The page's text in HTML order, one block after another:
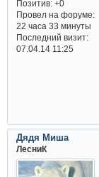
Позитив: +0
Провел на форуме:
22 часа 33 минуты
Последний визит:
07.04.14 11:25
Дядя Миша
ЛесниК